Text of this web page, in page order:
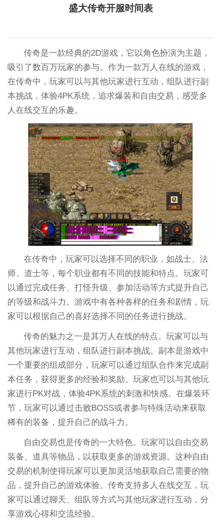
盛大传奇开服时间表
传奇是一款经典的2D游戏，它以角色扮演为主题，
吸引了数百万玩家的参与。作为一款万人在线的游戏，
在传奇中，玩家可以与其他玩家进行互动，组队进行副
本挑战，体验4PK系统，追求爆装和自由交易，感受多
人在线交互的乐趣。
在传奇中，玩家可以选择不同的职业，如战士、法
师、道士等，每个职业都有不同的技能和特点。玩家可
以通过完成任务、打怪升级、参加活动等方式提升自己
的等级和战斗力。游戏中有各种各样的任务和剧情，玩
家可以根据自己的喜好选择不同的任务进行挑战。
传奇的魅力之一是其万人在线的特点。玩家可以与
其他玩家进行互动，组队进行副本挑战。副本是游戏中
一个重要的组成部分，玩家可以通过组队合作来完成副
本任务，获得更多的经验和奖励。玩家也可以与其他玩
家进行PK对战，体验4PK系统的刺激和快感。在爆装环
节，玩家可以通过击败BOSS或者参与特殊活动来获取
稀有的装备，提升自己的战斗力。
自由交易也是传奇的一大特色。玩家可以自由交易
装备、道具等物品，以获取更多的游戏资源。这种自由
交易的机制使得玩家可以更加灵活地获取自己需要的物
品，提升自己的游戏体验。传奇支持多人在线交互，玩
家可以通过聊天、组队等方式与其他玩家进行互动，分
享游戏心得和交流经验。